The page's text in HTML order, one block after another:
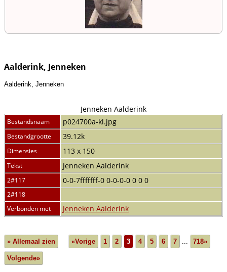
Aalderink, Jenneken
Aalderink, Jenneken
Bestandsnaam p024700a-kl.jpg
Bestandgrootte 39.12k
Dimensies 113 x 150
Tekst Jenneken Aalderink
2#117 0-0-7fffffff-0 0-0-0-0 0 0 0
2#118
Jenneken Aalderink
Verbonden met Jenneken Aalderink
» Allemaal zien «Vorige 1 2 3 4 5 6 7 ... 718»
Volgende»